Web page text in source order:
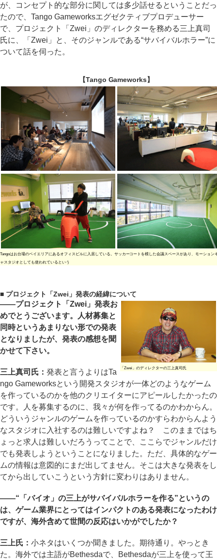
が、コンセプト的な部分に関しては多少話せるということだっ
たので、Tango Gameworksエグゼクティブプロデューサー
で、プロジェクト「Zwei」のディレクターを務める三上真司
氏に、「Zwei」と、そのジャンルである“サバイバルホラー”に
ついて話を伺った。
【Tango Gameworks】
Tangoはお台場のベイエリアにあるオフィスビルに入居している。サッカーコートを模した会議スペースがあり、モーション
ャスタジオとしても使われているという
■ プロジェクト「Zwei」発表の経緯について
「Zwei」のディレクターの三上真司氏
――プロジェクト「Zwei」発表お
めでとうございます。人材募集と
同時というあまりない形での発表
となりましたが、発表の感想を聞
かせて下さい。
三上真司氏： 発表と言うよりはTa
ngo Gameworksという開発スタジオが一体どのようなゲーム
を作っているのかを他のクリエイターにアピールしたかったの
です。人を募集するのに、我々が何を作ってるのかわからん。
どういうジャンルのゲームを作っているのかすらわからんよう
なスタジオに入社するのは難しいですよね？ このままではち
ょっと求人は難しいだろうってことで、ここらでジャンルだけ
でも発表しようということになりました。ただ、具体的なゲー
ムの情報は意図的にまだ出してません。そこは大きな発表をし
てから出していこうという方針に変わりはありません。
――“「バイオ」の三上がサバイバルホラーを作る”というの
は、ゲーム業界にとってはインパクトのある発表になったわけ
ですが、海外含めて世間の反応はいかがでしたか？
三上氏： 小ネタはいくつか聞きました。期待通り。やっとき
た。海外では主語がBethesdaで、Bethesdaが三上を使って王